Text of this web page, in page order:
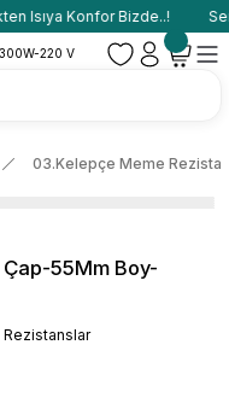
Isıya Konfor Bizde..!
03.Kelepçe Meme
55Mm Boy-